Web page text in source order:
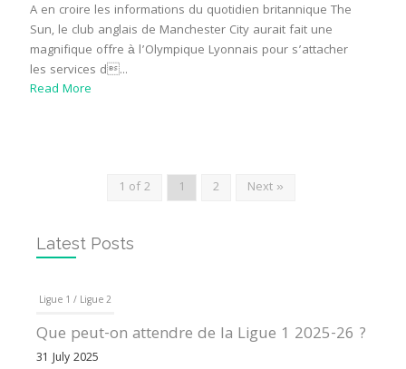
A en croire les informations du quotidien britannique The
Sun, le club anglais de Manchester City aurait fait une
magnifique offre à l’Olympique Lyonnais pour s’attacher
les services d...
Read More
1 of 2 1 2 Next »
Latest Posts
Ligue 1 / Ligue 2
Que peut-on attendre de la Ligue 1 2025-26 ?
31 July 2025